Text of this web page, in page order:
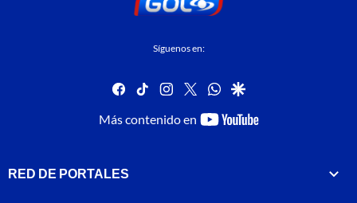
Síguenos en:
facebook
tiktok instagram
twitterwhatsapp
google
Más contenido en
youtube-
RED DE PORTALES